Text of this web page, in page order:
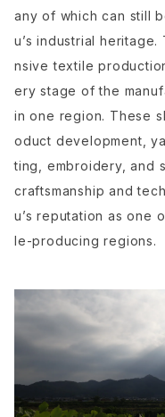
any of which can still
u’s industrial
nsive textile
ery stage of the
in one region. These
oduct development,
ting, embroidery, and
craftsmanship and
u’s reputation as one
le-producing regions.